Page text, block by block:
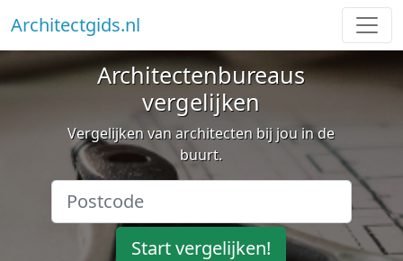
Architectgids.nl
Architectenbureaus
vergelijken
Vergelijken van architecten bij jou in de
buurt.
Start vergelijken!